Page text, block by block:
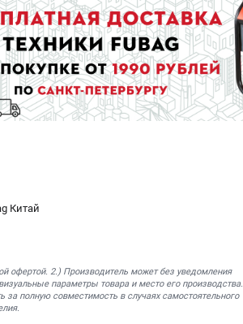
Китай
офертой. 2.) Производитель может без уведомления
параметры товара и место его производства.
за полную совместимость в случаях самостоятельного